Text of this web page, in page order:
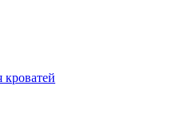
кроватей